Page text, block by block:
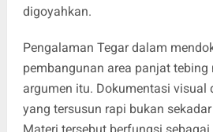
digoyahkan.
Pengalaman Tegar dalam
pembangunan area panjat tebing
argumen itu. Dokumentasi visual
yang tersusun rapi bukan